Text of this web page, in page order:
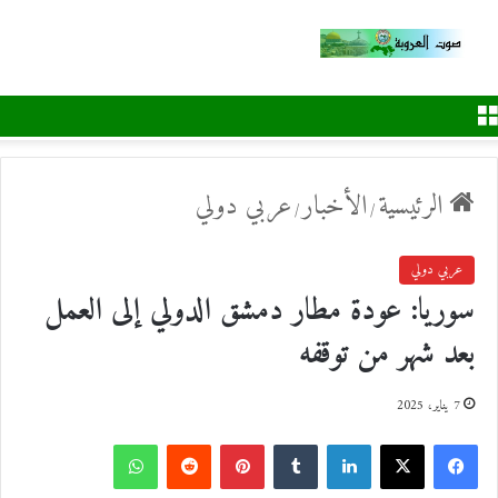
الرئيسية/الأخبار/عربي دولي
عربي دولي
سوريا: عودة مطار دمشق الدولي إلى العمل
بعد شهر من توقفه
7 يناير، 2025